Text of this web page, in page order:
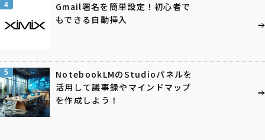
4
Gmail署名を簡単設定！初心者で
もできる自動挿入
5
NotebookLMのStudioパネルを
活用して議事録やマインドマップ
を作成しよう！